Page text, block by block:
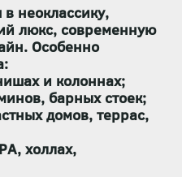
в неоклассику,
люкс, современную
. Особенно
и колоннах;
барных стоек;
домов, террас,
холлах,